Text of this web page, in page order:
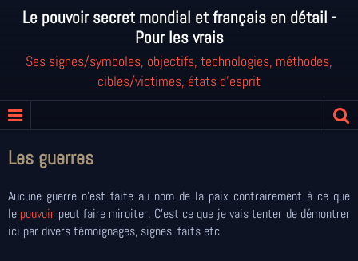
Le pouvoir secret mondial et français en détail -
Pour les vrais
Ses signes/symboles, objectifs, technologies, méthodes,
cibles/victimes, états d'esprit
Les guerres
Aucune guerre n'est faite au nom de la paix contrairement à ce que
le pouvoir peut faire miroiter. C'est ce que je vais tenter de démontrer
ici par divers témoignages, signes, faits etc.